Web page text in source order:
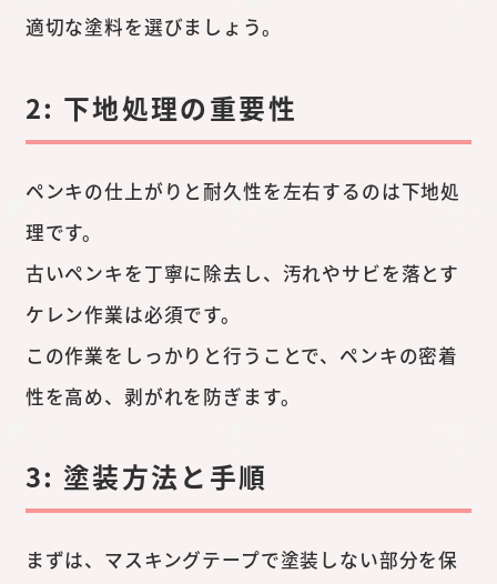
適切な塗料を選びましょう。
2: 下地処理の重要性
ペンキの仕上がりと耐久性を左右するのは下地処
理です。
古いペンキを丁寧に除去し、汚れやサビを落とす
ケレン作業は必須です。
この作業をしっかりと行うことで、ペンキの密着
性を高め、剥がれを防ぎます。
3: 塗装方法と手順
まずは、マスキングテープで塗装しない部分を保